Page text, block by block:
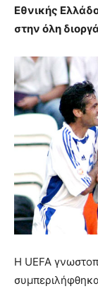
Εθνικής
στην όλη
Η UEFA